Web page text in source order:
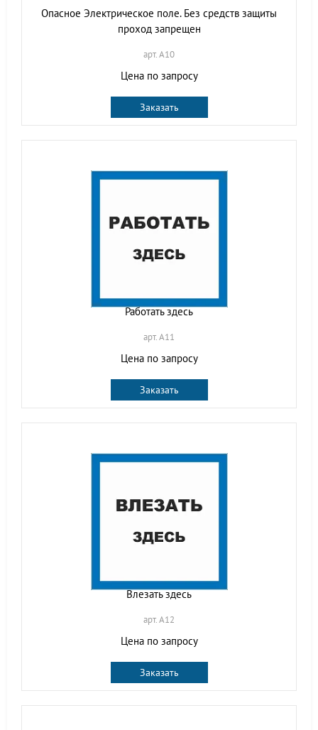
Опасное Электрическое поле. Без средств защиты
проход запрещен
арт. A10
Цена по запросу
Заказать
Работать здесь
арт. A11
Цена по запросу
Заказать
Влезать здесь
арт. A12
Цена по запросу
Заказать